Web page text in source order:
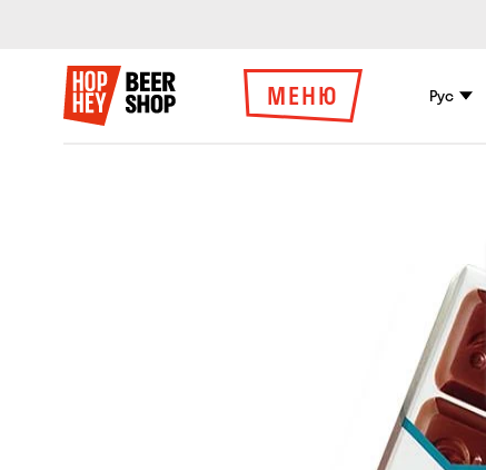
МЕНЮ Рус